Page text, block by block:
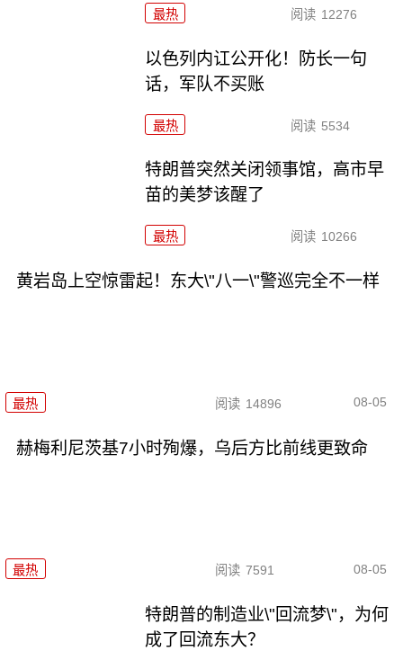
最热 阅读 12276
以色列内讧公开化！防长一句
话，军队不买账
最热 阅读 5534
特朗普突然关闭领事馆，高市早
苗的美梦该醒了
最热 阅读 10266
黄岩岛上空惊雷起！东大\"八一\"警巡完全不一样
最热 阅读 14896 08-05
赫梅利尼茨基7小时殉爆，乌后方比前线更致命
最热 阅读 7591 08-05
特朗普的制造业\"回流梦\"，为何
成了回流东大？